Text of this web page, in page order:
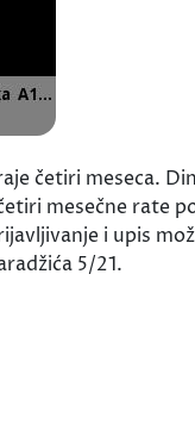
četiri meseca.
mesečne rate
i upis
5/21.